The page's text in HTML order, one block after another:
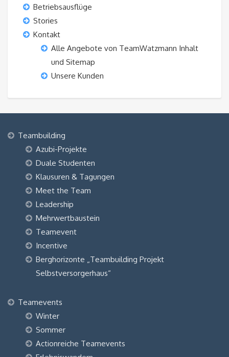
Betriebsausflüge
Stories
Kontakt
Alle Angebote von TeamWatzmann Inhalt
und Sitemap
Unsere Kunden
Teambuilding
Azubi-Projekte
Duale Studenten
Klausuren & Tagungen
Meet the Team
Leadership
Mehrwertbaustein
Teamevent
Incentive
Berghorizonte „Teambuilding Projekt
Selbstversorgerhaus“
Teamevents
Winter
Sommer
Actionreiche Teamevents